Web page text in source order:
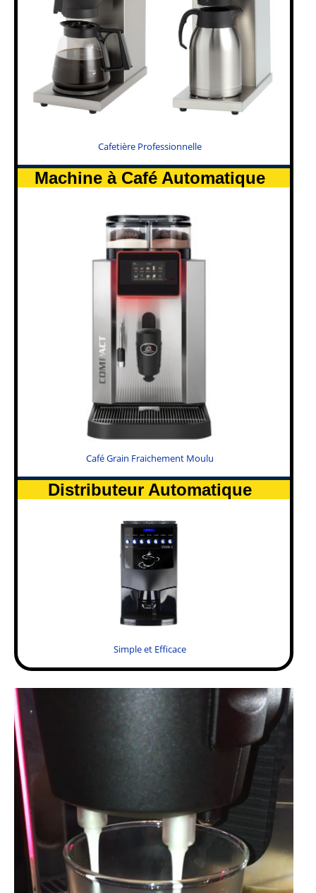
Cafetière Professionnelle
Machine à Café Automatique
Café Grain Fraichement Moulu
Distributeur Automatique
Simple et Efficace